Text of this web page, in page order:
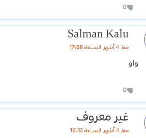
0
Salman Kalu
منذ 4 أشهر الساعة 17:08
واو
0
غير معروف
منذ 4 أشهر الساعة 16:32